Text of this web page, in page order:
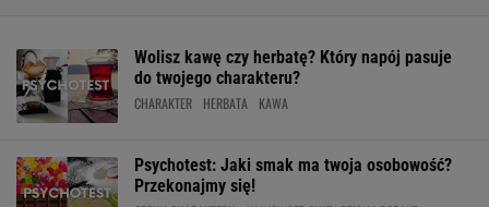
Wolisz kawę czy herbatę? Który napój pasuje
do twojego charakteru?
CHARAKTER HERBATA KAWA
Psychotest: Jaki smak ma twoja osobowość?
Przekonajmy się!